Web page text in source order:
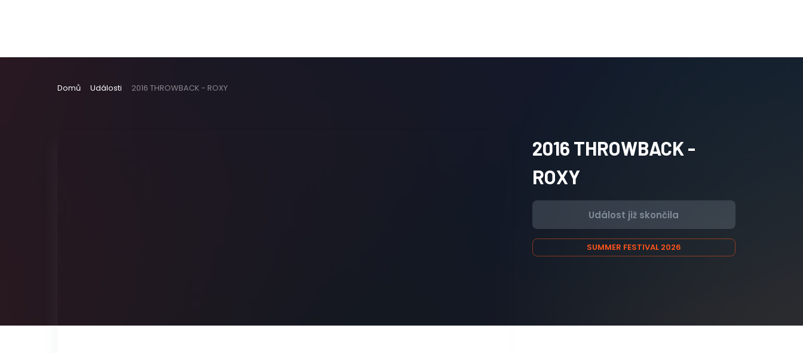
Domů Události 2016 THROWBACK - ROXY
2016 THROWBACK -
ROXY
Událost již skončila
SUMMER FESTIVAL 2026